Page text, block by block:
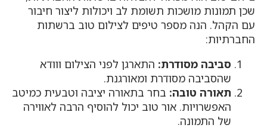
שכן תמונות מושכות תשומת לב ויכולות ליצור חיבור
עם הקהל. הנה מספר טיפים לצילום טוב ברשתות
החברתיות:
סביבה מסודרת: התארגן לפני הצילום ווודא
שהסביבה מסודרת ומאורגנת.
תאורה טובה: בחר בתאורה יציבה וטבעית כמיטב
האפשרויות. אור טוב יכול להוסיף הרבה לאווירה
של התמונה.